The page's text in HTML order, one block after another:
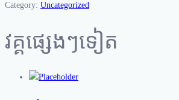
Category: Uncategorized
វគ្គផ្សេងៗទៀត